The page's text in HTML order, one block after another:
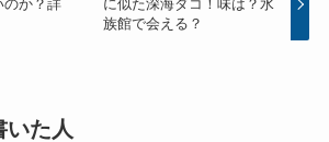
のか？詳
に似た深海ダコ！味は？水
族館で会える？
いた人